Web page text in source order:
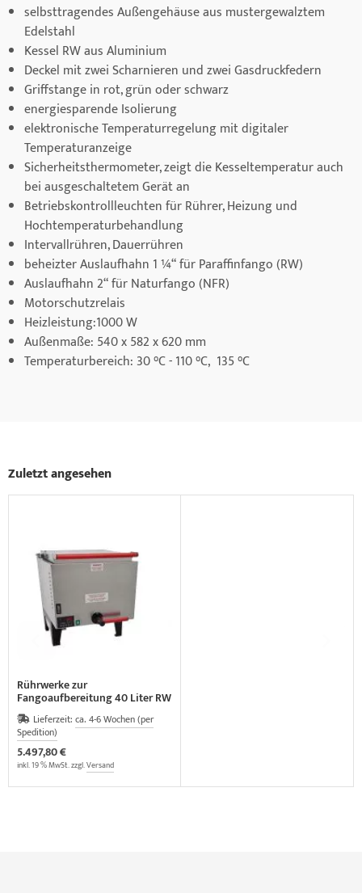
selbsttragendes Außengehäuse aus mustergewalztem
Edelstahl
Kessel RW aus Aluminium
Deckel mit zwei Scharnieren und zwei Gasdruckfedern
Griffstange in rot, grün oder schwarz
energiesparende Isolierung
elektronische Temperaturregelung mit digitaler
Temperaturanzeige
Sicherheitsthermometer, zeigt die Kesseltemperatur auch
bei ausgeschaltetem Gerät an
Betriebskontrollleuchten für Rührer, Heizung und
Hochtemperaturbehandlung
Intervallrühren, Dauerrühren
beheizter Auslaufhahn 1 ¼“ für Paraffinfango (RW)
Auslaufhahn 2“ für Naturfango (NFR)
Motorschutzrelais
Heizleistung:1000 W
Außenmaße: 540 x 582 x 620 mm
Temperaturbereich: 30 °C - 110 °C, 135 °C
Zuletzt angesehen
Rührwerke zur
Fangoaufbereitung 40 Liter RW
44 E-ALULieferzeit: ca. 4-6 Wochen (per
Spedition)
5.497,80 €
inkl. 19 % MwSt. zzgl.Versand